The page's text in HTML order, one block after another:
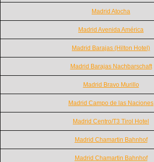
Madrid Atocha
Madrid Avenida América
Madrid Barajas (Hilton Hotel)
Madrid Barajas Nachbarschaft
Madrid Bravo Murillo
Madrid Campo de las Naciones
Madrid Centro/T3 Tirol Hotel
Madrid Chamartin Bahnhof
Madrid Chamartin Bahnhof